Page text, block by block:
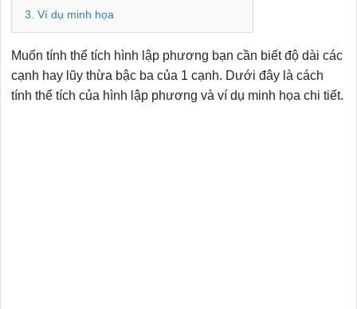
3. Ví dụ minh họa
Muốn tính thể tích hình lập phương bạn cần biết độ dài các
cạnh hay lũy thừa bậc ba của 1 cạnh. Dưới đây là cách
tính thể tích của hình lập phương và ví dụ minh họa chi tiết.